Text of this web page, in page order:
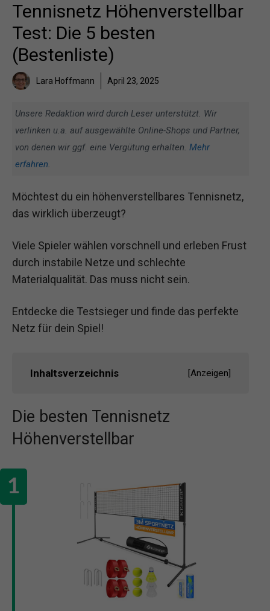
Tennisnetz Höhenverstellbar
Test: Die 5 besten
(Bestenliste)
Lara Hoffmann April 23, 2025
Unsere Redaktion wird durch Leser unterstützt. Wir
verlinken u.a. auf ausgewählte Online-Shops und Partner,
von denen wir ggf. eine Vergütung erhalten. Mehr
erfahren.
Möchtest du ein höhenverstellbares Tennisnetz,
das wirklich überzeugt?
Viele Spieler wählen vorschnell und erleben Frust
durch instabile Netze und schlechte
Materialqualität. Das muss nicht sein.
Entdecke die Testsieger und finde das perfekte
Netz für dein Spiel!
Inhaltsverzeichnis [Anzeigen]
Die besten Tennisnetz
Höhenverstellbar